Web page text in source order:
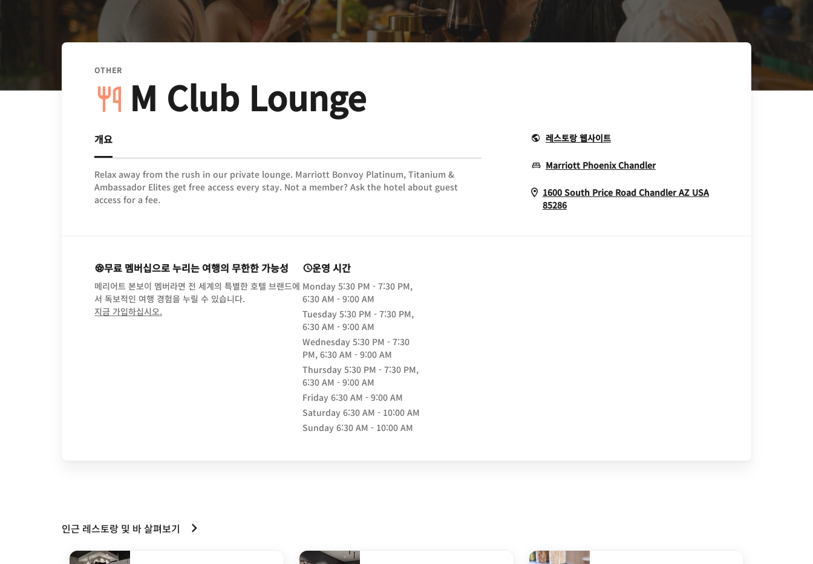
OTHER
M Club Lounge
개요
Relax away from the rush in our private lounge. Marriott Bonvoy Platinum, Titanium &
Ambassador Elites get free access every stay. Not a member? Ask the hotel about guest
access for a fee.
레스토랑 웹사이트Opens In New Window
Marriott Phoenix ChandlerOpens In New Window
1600 South Price Road Chandler AZ USA
85286Opens In New Window
무료 멤버십으로 누리는 여행의 무한한 가능성
메리어트 본보이 멤버라면 전 세계의 특별한 호텔 브랜드에
서 독보적인 여행 경험을 누릴 수 있습니다.
지금 가입하십시오.
운영 시간
Monday 5:30 PM - 7:30 PM,
6:30 AM - 9:00 AM
Tuesday 5:30 PM - 7:30 PM,
6:30 AM - 9:00 AM
Wednesday 5:30 PM - 7:30
PM, 6:30 AM - 9:00 AM
Thursday 5:30 PM - 7:30 PM,
6:30 AM - 9:00 AM
Friday 6:30 AM - 9:00 AM
Saturday 6:30 AM - 10:00 AM
Sunday 6:30 AM - 10:00 AM
인근 레스토랑 및 바 살펴보기